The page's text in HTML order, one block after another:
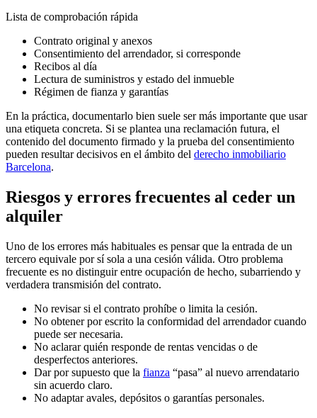
Lista de comprobación rápida
Contrato original y anexos
Consentimiento del arrendador, si corresponde
Recibos al día
Lectura de suministros y estado del inmueble
Régimen de fianza y garantías
En la práctica, documentarlo bien suele ser más importante que usar
una etiqueta concreta. Si se plantea una reclamación futura, el
contenido del documento firmado y la prueba del consentimiento
pueden resultar decisivos en el ámbito del derecho inmobiliario
Barcelona.
Riesgos y errores frecuentes al ceder un
alquiler
Uno de los errores más habituales es pensar que la entrada de un
tercero equivale por sí sola a una cesión válida. Otro problema
frecuente es no distinguir entre ocupación de hecho, subarriendo y
verdadera transmisión del contrato.
No revisar si el contrato prohíbe o limita la cesión.
No obtener por escrito la conformidad del arrendador cuando
puede ser necesaria.
No aclarar quién responde de rentas vencidas o de
desperfectos anteriores.
Dar por supuesto que la fianza “pasa” al nuevo arrendatario
sin acuerdo claro.
No adaptar avales, depósitos o garantías personales.